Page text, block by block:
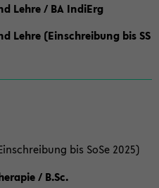
Lehre / BA IndiErg
Lehre (Einschreibung bis SS
bis SoSe 2025)
/ B.Sc.